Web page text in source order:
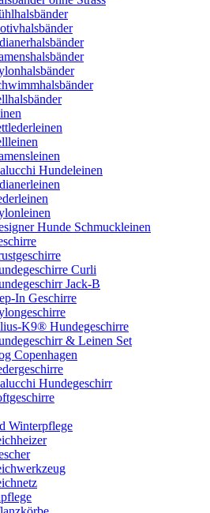
Hundeleinen
Hunde Schmuckleinen
Curli
Jack-B
In Geschirre
K9® Hundegeschirre
& Leinen Set
Copenhagen
Hundegeschirr
Winterpflege